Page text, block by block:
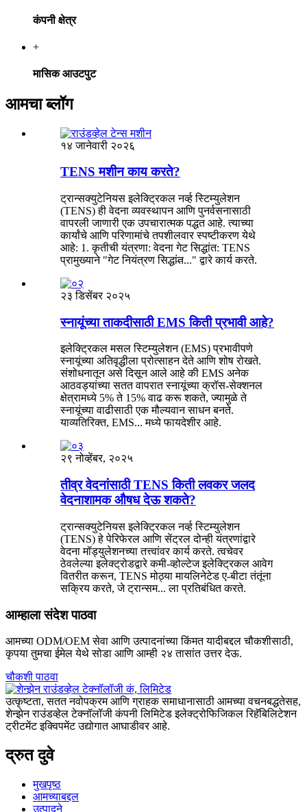
कंपनी क्षेत्र
+
मासिक आउटपुट
आमचा ब्लॉग
१४ जानेवारी २०२६
TENS मशीन काय करते?
ट्रान्सक्युटेनियस इलेक्ट्रिकल नर्व्ह स्टिम्युलेशन
(TENS) ही वेदना व्यवस्थापन आणि पुनर्वसनासाठी
वापरली जाणारी एक उपचारात्मक पद्धत आहे. त्याच्या
कार्यांचे आणि परिणामांचे तपशीलवार स्पष्टीकरण येथे
आहे: 1. कृतीची यंत्रणा: वेदना गेट सिद्धांत: TENS
प्रामुख्याने "गेट नियंत्रण सिद्धांत̶..." द्वारे कार्य करते.
२३ डिसेंबर २०२५
स्नायूंच्या ताकदीसाठी EMS किती प्रभावी आहे?
इलेक्ट्रिकल मसल स्टिम्युलेशन (EMS) प्रभावीपणे
स्नायूंच्या अतिवृद्धीला प्रोत्साहन देते आणि शोष रोखते.
संशोधनातून असे दिसून आले आहे की EMS अनेक
आठवड्यांच्या सतत वापरात स्नायूंच्या क्रॉस-सेक्शनल
क्षेत्रामध्ये 5% ते 15% वाढ करू शकते, ज्यामुळे ते
स्नायूंच्या वाढीसाठी एक मौल्यवान साधन बनते.
याव्यतिरिक्त, EMS... मध्ये फायदेशीर आहे.
२९ नोव्हेंबर, २०२५
तीव्र वेदनांसाठी TENS किती लवकर जलद
वेदनाशामक औषध देऊ शकते?
ट्रान्सक्युटेनियस इलेक्ट्रिकल नर्व्ह स्टिम्युलेशन
(TENS) हे पेरिफेरल आणि सेंट्रल दोन्ही यंत्रणांद्वारे
वेदना मॉड्युलेशनच्या तत्त्वांवर कार्य करते. त्वचेवर
ठेवलेल्या इलेक्ट्रोडद्वारे कमी-व्होल्टेज इलेक्ट्रिकल आवेग
वितरीत करून, TENS मोठ्या मायलिनेटेड ए-बीटा तंतूंना
सक्रिय करते, जे ट्रान्सम... ला प्रतिबंधित करते.
आम्हाला संदेश पाठवा
आमच्या ODM/OEM सेवा आणि उत्पादनांच्या किंमत यादीबद्दल चौकशीसाठी,
कृपया तुमचा ईमेल येथे सोडा आणि आम्ही २४ तासांत उत्तर देऊ.
चौकशी पाठवा
उत्कृष्टता, सतत नवोपक्रम आणि ग्राहक समाधानासाठी आमच्या वचनबद्धतेसह,
शेन्झेन राउंडव्हेल टेक्नॉलॉजी कंपनी लिमिटेड इलेक्ट्रोफिजिकल रिहॅबिलिटेशन
ट्रीटमेंट इक्विपमेंट उद्योगात आघाडीवर आहे.
द्रुत दुवे
मुखपृष्ठ
आमच्याबद्दल
उत्पादने